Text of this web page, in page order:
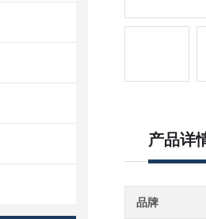
产品详
品牌